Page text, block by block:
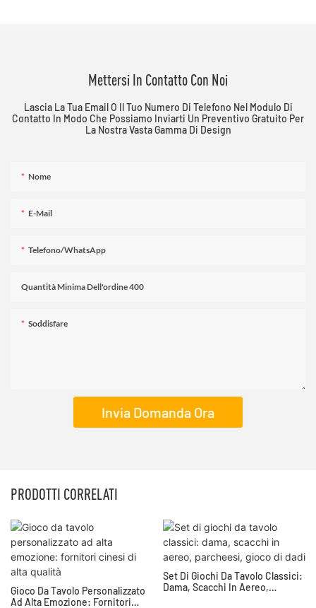
Mettersi In Contatto Con Noi
Lascia La Tua Email O Il Tuo Numero Di Telefono Nel Modulo Di
Contatto In Modo Che Possiamo Inviarti Un Preventivo Gratuito Per
La Nostra Vasta Gamma Di Design
Nome
E-Mail
Telefono/WhatsApp
Quantità Minima Dell'ordine 400
Soddisfare
Invia Domanda Ora
PRODOTTI CORRELATI
Gioco Da Tavolo Personalizzato
Ad Alta Emozione: Fornitori
Set Di Giochi Da Tavolo Classici:
Dama, Scacchi In Aereo,